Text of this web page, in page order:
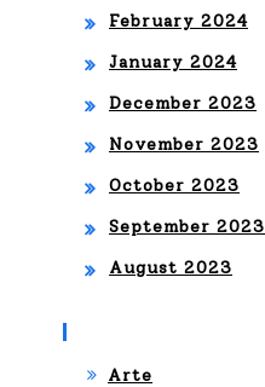
February 2024
January 2024
December 2023
November 2023
October 2023
September 2023
August 2023
Arte